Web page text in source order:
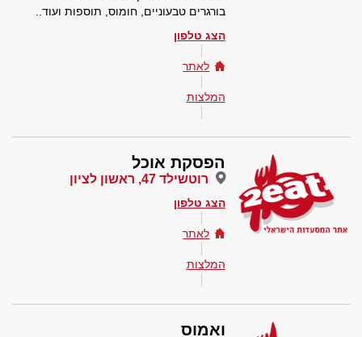
בורגרים טבעוניים, חומוס, תוספות ועוד..
הצג טלפון
לאתר
המלצות
הפסקת אוכל
רוטשילד 47, ראשון לציון
הצג טלפון
לאתר
המלצות
ואמוס